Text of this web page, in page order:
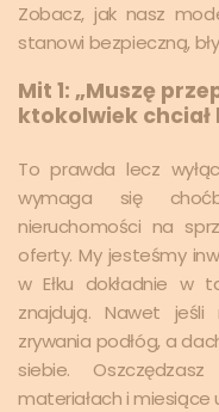
Zobacz, jak nasz
stanowi bezpieczną,
Mit 1: „Muszę
ktokolwiek
To prawda lecz
wymaga się
nieruchomości na
oferty. My jesteśmy
w Ełku dokładnie w
znajdują. Nawet
zrywania podłóg, a
siebie.
materiałach i miesiące